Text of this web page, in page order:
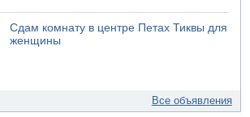
Сдам комнату в центре Петах Тиквы для
женщины
Все объявления